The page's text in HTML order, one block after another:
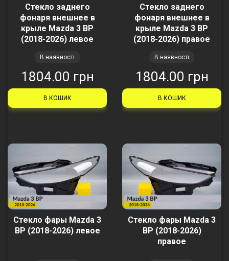
Стекло заднего
фонаря внешнее в
крыле Mazda 3 BP
(2018-2026) левое
В наявності
1804.00 грн
В КОШИК
Стекло заднего
фонаря внешнее в
крыле Mazda 3 BP
(2018-2026) правое
В наявності
1804.00 грн
В КОШИК
Стекло фары Mazda 3
BP (2018-2026) левое
Стекло фары Mazda 3
BP (2018-2026)
правое